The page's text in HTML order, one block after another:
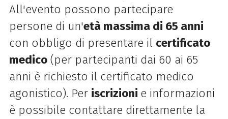
All'evento possono partecipare
persone di un'età massima di 65 anni
con obbligo di presentare il certificato
medico(per partecipanti dai 60 ai 65
anni è richiesto il certificato medico
agonistico). Per iscrizioni e informazioni
è possibile contattare direttamente la